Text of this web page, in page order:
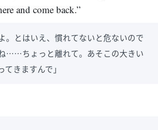
and come back.”
。とはいえ、慣れてないと危ないので
……ちょっと離れて。あそこの大きい
きますんで」